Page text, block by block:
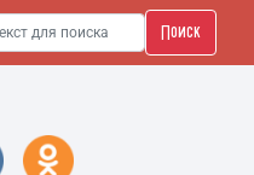
Поиск